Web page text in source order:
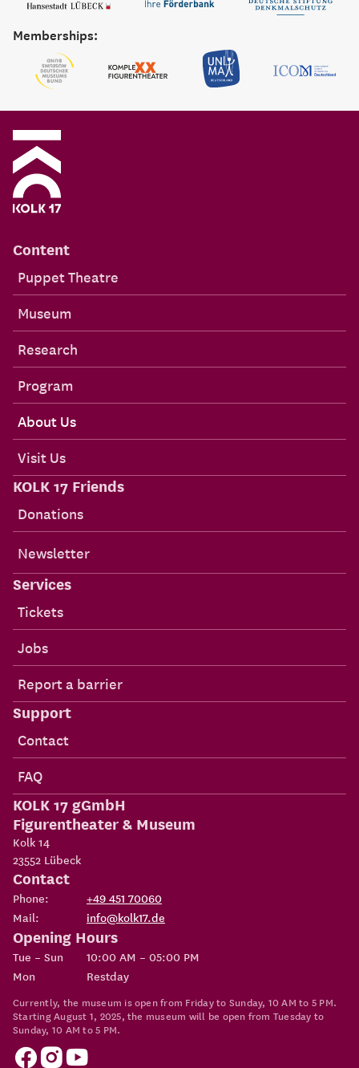
Memberships:
Content
Puppet Theatre
Museum
Research
Program
About Us
Visit Us
KOLK 17 Friends
Donations
Newsletter
Services
Tickets
Jobs
Report a barrier
Support
Contact
FAQ
KOLK 17 gGmbH
Figurentheater & Museum
Kolk 14
23552 Lübeck
Contact
Phone:
+49 451 70060
Mail:
info@kolk17.de
Opening Hours
Tue – Sun
10:00 AM – 05:00 PM
Mon
Restday
Currently, the museum is open from Friday to Sunday, 10 AM to 5 PM.
Starting August 1, 2025, the museum will be open from Tuesday to
Sunday, 10 AM to 5 PM.